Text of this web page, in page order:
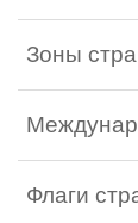
Зоны
Флаги